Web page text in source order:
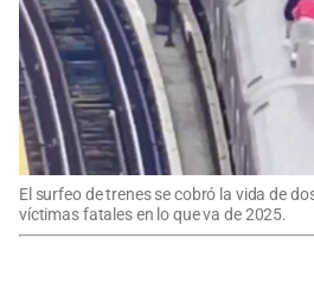
El surfeo de trenes se cobró la vida de
víctimas fatales en lo que va de 2025.